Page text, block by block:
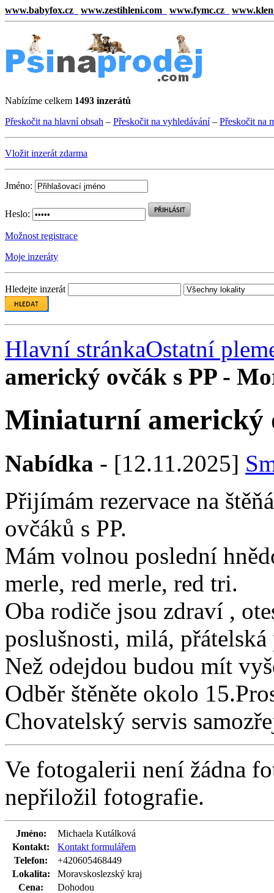
www.babyfox.cz www.zestihleni.com www.fymc.cz
Nabízíme celkem 1493 inzerátů
Přeskočit na hlavní obsah – Přeskočit na vyhledávání– Přeskočit na
Vložit inzerát zdarma
Jméno:
Heslo:
Možnost registrace
Moje inzeráty
Hledejte inzerát
Hlavní stránkaOstatní
americký ovčák s PP -
Miniaturní americký
Nabídka - [12.11.2025]
Přijímám rezervace na
ovčáků s PP.
Mám volnou poslední
merle, red merle, red tri.
Oba rodiče jsou zdraví ,
poslušnosti, milá, přátelská
Než odejdou budou mít
Odběr štěněte okolo
Chovatelský servis
Ve fotogalerii není žádna
nepřiložil fotografie.
Jméno:
Michaela Kutálková
Kontakt:
Kontakt formulářem
Telefon:
+420605468449
Lokalita:
Moravskoslezský kraj
Cena:
Dohodou